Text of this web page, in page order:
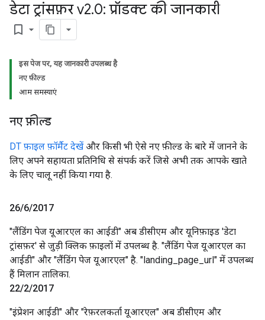
डेटा ट्रांसफ़र v2.0: प्रॉडक्ट की जानकारी
bookmark_border
इस पेज पर, यह जानकारी उपलब्ध है
नए फ़ील्ड
आम समस्याएं
नए फ़ील्ड
DT फ़ाइल फ़ॉर्मैट देखेंऔर किसी भी ऐसे नए फ़ील्ड के बारे में जानने के
लिए अपने सहायता प्रतिनिधि से संपर्क करें जिसे अभी तक आपके खाते
के लिए चालू नहीं किया गया है.
26/6/2017
"लैंडिंग पेज यूआरएल का आईडी" अब डीसीएम और यूनिफ़ाइड 'डेटा
ट्रांसफ़र' से जुड़ी क्लिक फ़ाइलों में उपलब्ध है. "लैंडिंग पेज यूआरएल का
आईडी" और "लैंडिंग पेज यूआरएल" है. "landing_page_url" में उपलब्ध
हैं मिलान तालिका.
22/2/2017
"इंप्रेशन आईडी" और "रेफ़रलकर्ता यूआरएल" अब डीसीएम और